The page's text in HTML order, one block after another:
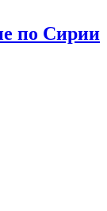
по Сирии